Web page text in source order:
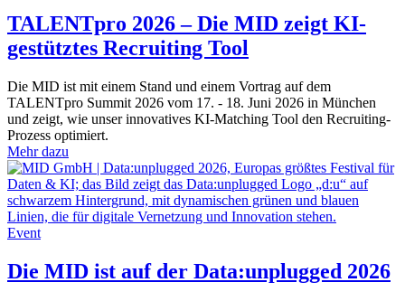
TALENTpro 2026 – Die MID zeigt KI-
gestütztes Recruiting Tool
Die MID ist mit einem Stand und einem Vortrag auf dem
TALENTpro Summit 2026 vom 17. - 18. Juni 2026 in München
und zeigt, wie unser innovatives KI-Matching Tool den Recruiting-
Prozess optimiert.
Mehr dazu
Event
Die MID ist auf der Data:unplugged 2026